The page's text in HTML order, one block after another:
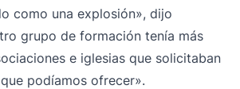
como una explosión», dijo
grupo de formación tenía más
e iglesias que solicitaban
podíamos ofrecer».